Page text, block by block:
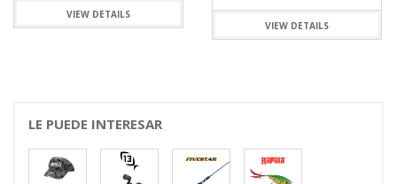
VIEW DETAILS
VIEW DETAILS
LE PUEDE INTERESAR